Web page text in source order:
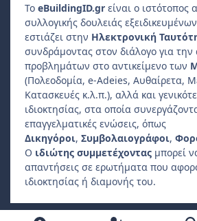
Το eBuildingID.gr είναι ο ιστότοπος
συλλογικής δουλειάς
εστιάζει στην Ηλεκτρονική
συνδράμοντας στον διάλογο για την
προβλημάτων στο αντικείμενο των
(Πολεοδομία, e-Adeies, Αυθαίρετα,
Κατασκευές κ.λ.π.), αλλά και
ιδιοκτησίας, στα οποία
επαγγελματικές ενώσεις, όπως
Δικηγόροι, Συμβολαιογράφοι,
Ο ιδιώτης συμμετέχοντας μπορεί
απαντήσεις σε ερωτήματα που
ιδιοκτησίας ή διαμονής του.